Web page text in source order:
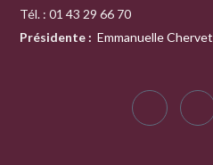
Tél. : 01 43 29 66 70
Présidente : Emmanuelle Chervet